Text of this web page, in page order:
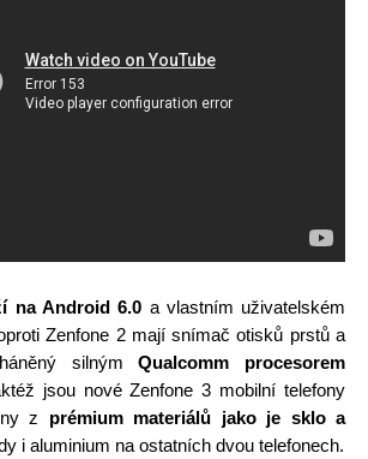
na Android 6.0 a vlastním uživatelském
Zenfone 2 mají snímač otisků prstů a
silnýmQualcomm procesorem
jsou nové Zenfone 3 mobilní telefony
z prémium materiálů jako je sklo a
i aluminium na ostatních dvou telefonech.